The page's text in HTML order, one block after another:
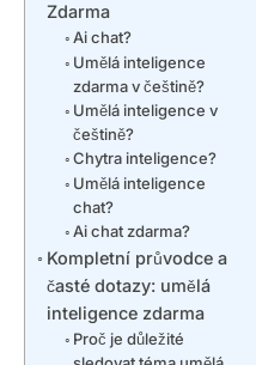
Zdarma
Ai chat?
Umělá inteligence
zdarma v češtině?
Umělá inteligence v
češtině?
Chytra inteligence?
Umělá inteligence
chat?
Ai chat zdarma?
Kompletní průvodce a
časté dotazy: umělá
inteligence zdarma
Proč je důležité